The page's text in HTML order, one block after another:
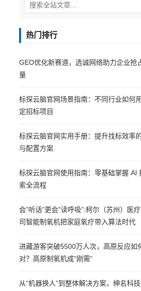
热门排行
GEO优化新赛道，选诚网络助力企业抢
量
标探云脑官网场景指南：不同行业如何
定招标项目
标探云脑官网实用手册：提升找标效率
与配置方案
标探云脑官网使用指南：零基础掌握 AI
索全流程
会”听话”更会”读呼吸”:柯尔（苏州）医
司智能制氧机把家庭氧疗带入算法时代
进藏游客突破5500万人次，高原反应如
对？高原制氧机成”刚需”
从“机器换人”到整体解决方案，绅名科